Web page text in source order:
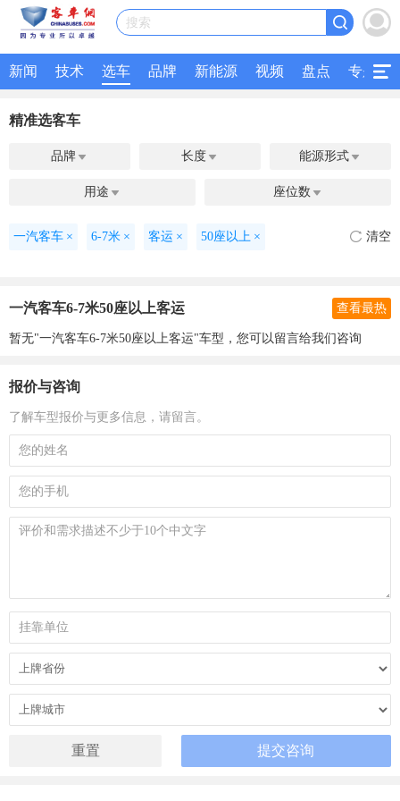
搜索
新闻 技术 选车 品牌 新能源 视频 盘点 专题
精准选客车
品牌  长度  能源形式 
用途  座位数 
一汽客车 × 6-7米 × 客运 × 50座以上 × 清空
一汽客车6-7米50座以上客运 查看最热
暂无"一汽客车6-7米50座以上客运"车型，您可以留言给我们咨询
报价与咨询
了解车型报价与更多信息，请留言。